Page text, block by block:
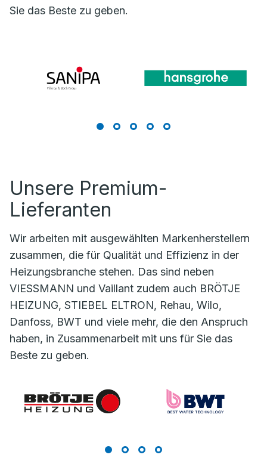
Sie das Beste zu geben.
Unsere Premium-
Lieferanten
Wir arbeiten mit ausgewählten Markenherstellern
zusammen, die für Qualität und Effizienz in der
Heizungsbranche stehen. Das sind neben
VIESSMANN und Vaillant zudem auch BRÖTJE
HEIZUNG, STIEBEL ELTRON, Rehau, Wilo,
Danfoss, BWT und viele mehr, die den Anspruch
haben, in Zusammenarbeit mit uns für Sie das
Beste zu geben.